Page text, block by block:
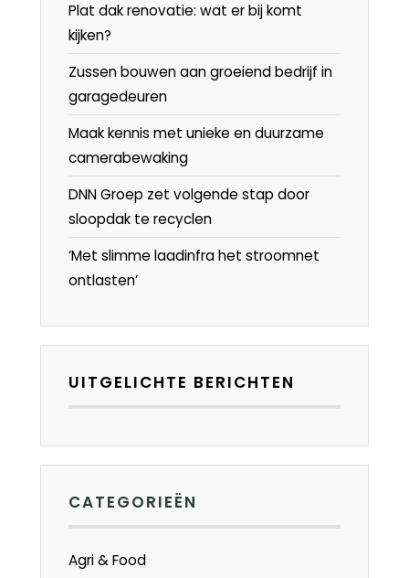
Plat dak renovatie: wat er bij komt
kijken?
Zussen bouwen aan groeiend bedrijf in
garagedeuren
Maak kennis met unieke en duurzame
camerabewaking
DNN Groep zet volgende stap door
sloopdak te recyclen
‘Met slimme laadinfra het stroomnet
ontlasten’
UITGELICHTE BERICHTEN
CATEGORIEËN
Agri & Food